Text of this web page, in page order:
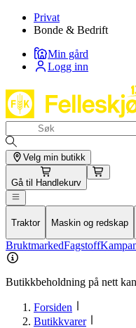
Privat
Bonde & Bedrift
Min gård
Logg inn
Velg min butikk
Gå til Handlekurv
Traktor Maskin og redskap
BruktmarkedFagstoff
Butikkbeholdning på nett
Forsiden
Butikkvarer